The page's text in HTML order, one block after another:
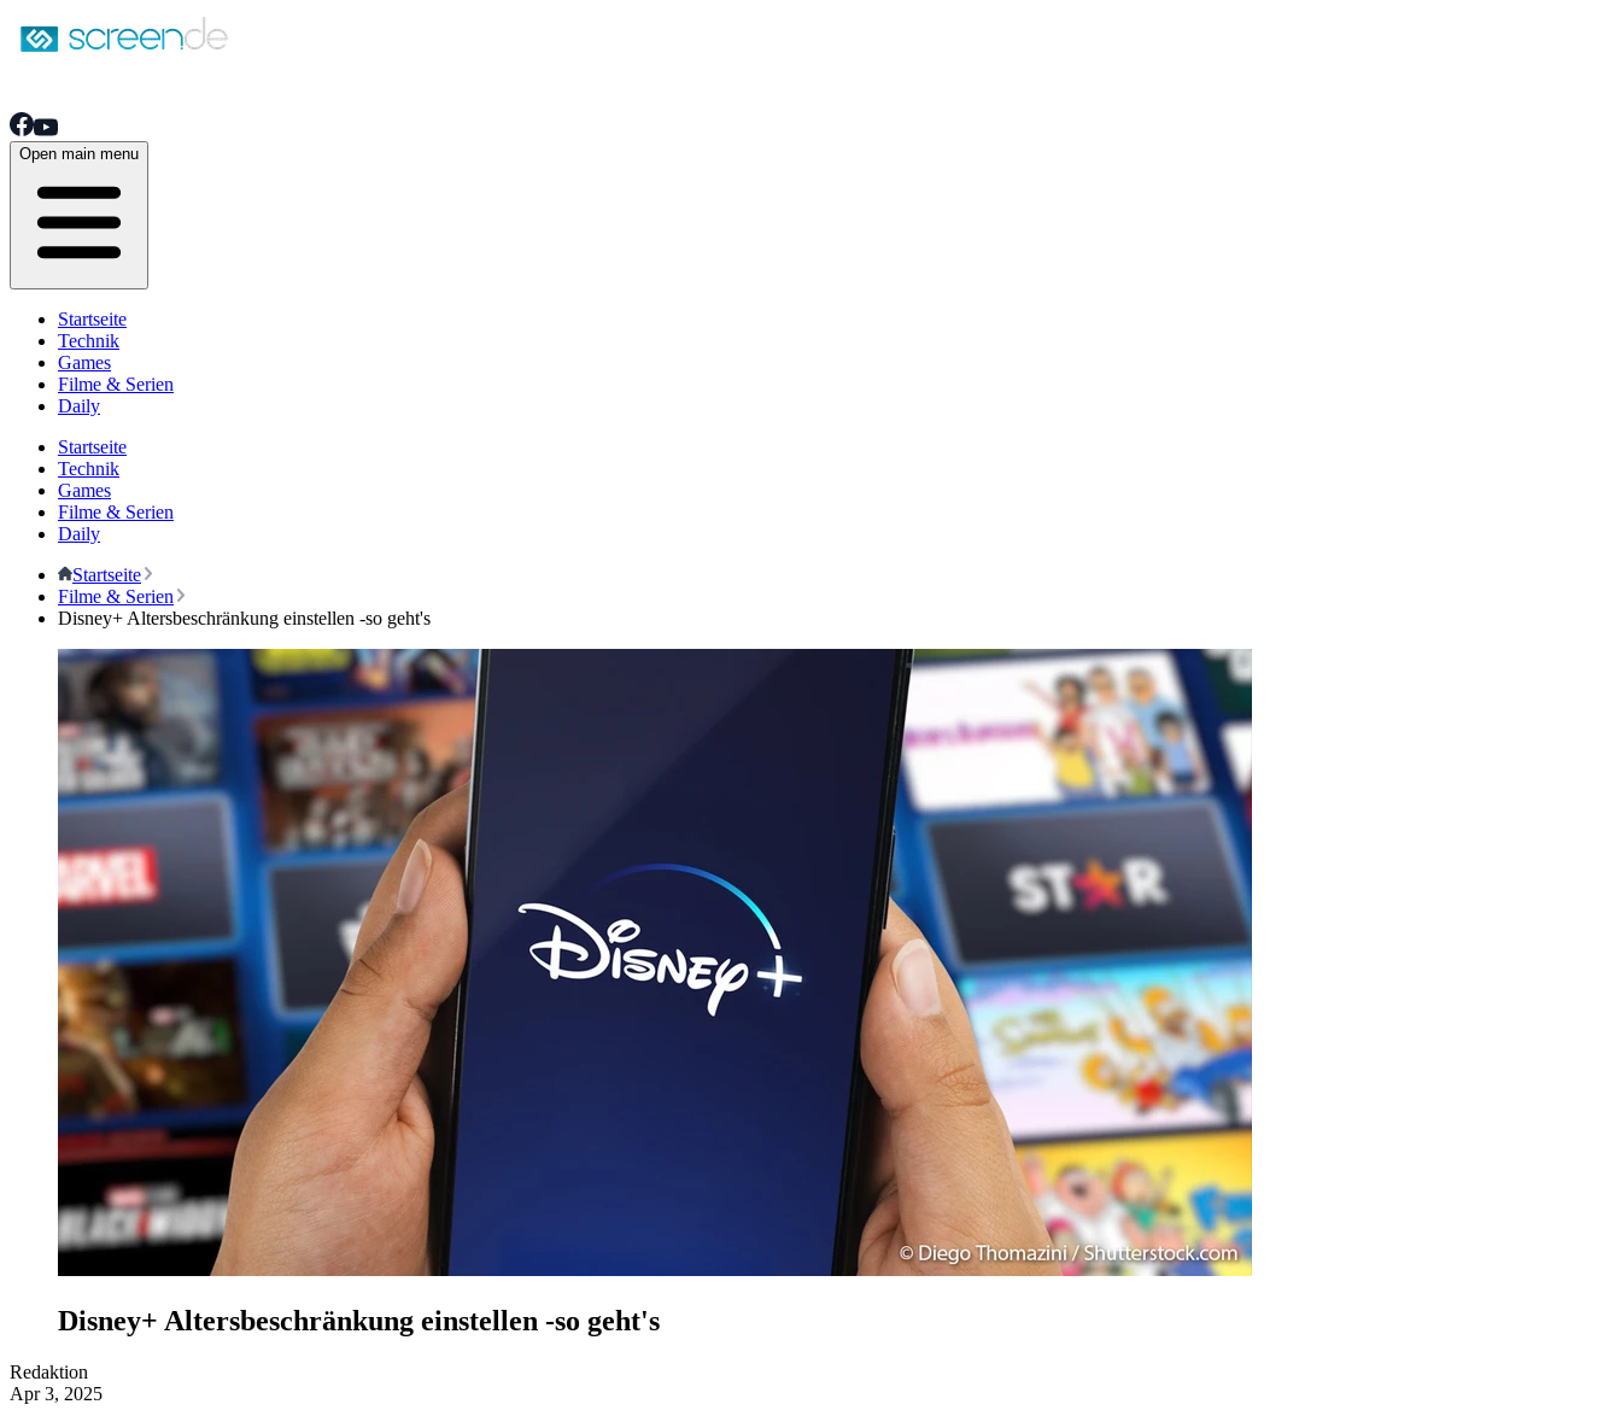
Open main menu
Startseite
Technik
Games
Filme & Serien
Daily
Startseite
Technik
Games
Filme & Serien
Daily
Startseite
Filme & Serien
Disney+ Altersbeschränkung einstellen -so geht's
Disney+ Altersbeschränkung einstellen -so geht's
Redaktion
Apr 3, 2025